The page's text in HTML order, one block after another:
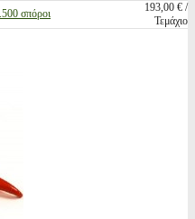
σπόροι
193,00 € /
Τεμάχιο